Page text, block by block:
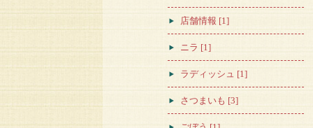
店舗情報 [1]
ニラ [1]
ラディッシュ [1]
さつまいも [3]